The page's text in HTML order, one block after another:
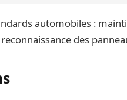
automobiles :
des